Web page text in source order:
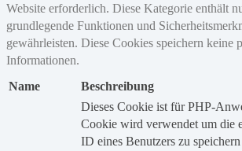
Website erforderlich. Diese Kategorie enthält
grundlegende Funktionen und
gewährleisten. Diese Cookies speichern keine
Informationen.
Name
Beschreibung
Dieses Cookie ist für PHP-
Cookie wird verwendet um die
ID eines Benutzers zu